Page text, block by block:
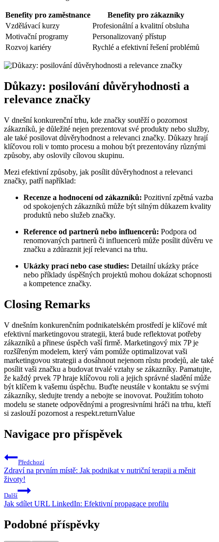
Benefity pro zaměstnance
Benefity ‌pro zákazníky
Vzdělávací kurzy
Profesionální a kvalitní‌ obsluha
Motivační programy
Personalizovaný přístup
Rozvoj kariéry
Rychlé ‌a efektivní řešení problémů
Důkazy: posilování důvěryhodnosti a
relevance značky
V dnešní konkurenční trhu, kde značky soutěží o pozornost
zákazníků, je důležité nejen prezentovat své produkty⁣ nebo služby,
ale také⁢ posilovat důvěryhodnost a relevanci značky. Důkazy hrají
klíčovou roli ‌v⁣ tomto procesu a mohou být prezentovány různými
způsoby, aby oslovily cílovou ‍skupinu.
Mezi efektivní způsoby, jak posílit důvěryhodnost a relevanci
‍značky, patří například:
Recenze a hodnocení od zákazníků: Pozitivní zpětná vazba
od spokojených zákazníků‌ může být silným důkazem kvality
produktů nebo služeb značky.
Reference ‍od ‌partnerů nebo influencerů: Podpora od
renomovaných partnerů‍ či influencerů může​ posílit důvěru ​ve
značku​ a zdůraznit její relevanci⁢ na trhu.
Ukázky prací nebo case studies: Detailní ukázky práce
nebo příklady úspěšných projektů mohou dokázat schopnosti
a kompetence značky.
Closing Remarks
V dnešním konkurenčním podnikatelském prostředí je klíčové mít
efektivní⁤ marketingovou strategii, která ⁣bude reflektovat potřeby
zákazníků a přinese úspěch vaší firmě. ‌Marketingový mix 7P je
rozšířeným modelem, který vám ​pomůže optimalizovat vaši
marketingovou strategii a dosáhnout‍ nejenom růstu prodejů, ale také
posílit vaši značku a budovat⁤ trvalé vztahy⁣ se zákazníky. Pamatujte,
že každý prvek 7P hraje klíčovou roli a jejich správné sladění může
⁣být⁢ klíčem k vašemu úspěchu.⁤ Buďte‍ neustále ⁣v kontaktu se svými
zákazníky, sledujte trendy a nebojte se inovovat. Použitím tohoto
modelu se stanete odpovědnými a progresivními hráči na trhu,⁣ kteří
si zaslouží‌ pozornost a respekt.returnValue
Navigace pro příspěvek
Předchozí
Zdraví na prvním místě: Jak podnikat v nutriční terapii a měnit
životy!
Další
Jak sdílet URL LinkedIn: Efektivní propagace profilu
Podobné příspěvky